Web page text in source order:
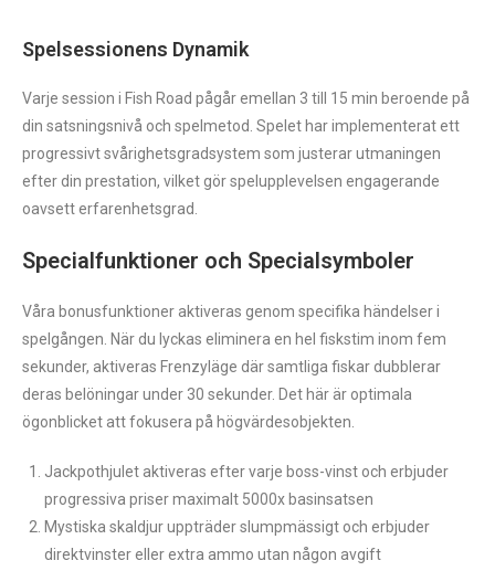
Spelsessionens Dynamik
Varje session i Fish Road pågår emellan 3 till 15 min beroende på
din satsningsnivå och spelmetod. Spelet har implementerat ett
progressivt svårighetsgradsystem som justerar utmaningen
efter din prestation, vilket gör spelupplevelsen engagerande
oavsett erfarenhetsgrad.
Specialfunktioner och Specialsymboler
Våra bonusfunktioner aktiveras genom specifika händelser i
spelgången. När du lyckas eliminera en hel fiskstim inom fem
sekunder, aktiveras Frenzyläge där samtliga fiskar dubblerar
deras belöningar under 30 sekunder. Det här är optimala
ögonblicket att fokusera på högvärdesobjekten.
Jackpothjulet aktiveras efter varje boss-vinst och erbjuder
progressiva priser maximalt 5000x basinsatsen
Mystiska skaldjur uppträder slumpmässigt och erbjuder
direktvinster eller extra ammo utan någon avgift